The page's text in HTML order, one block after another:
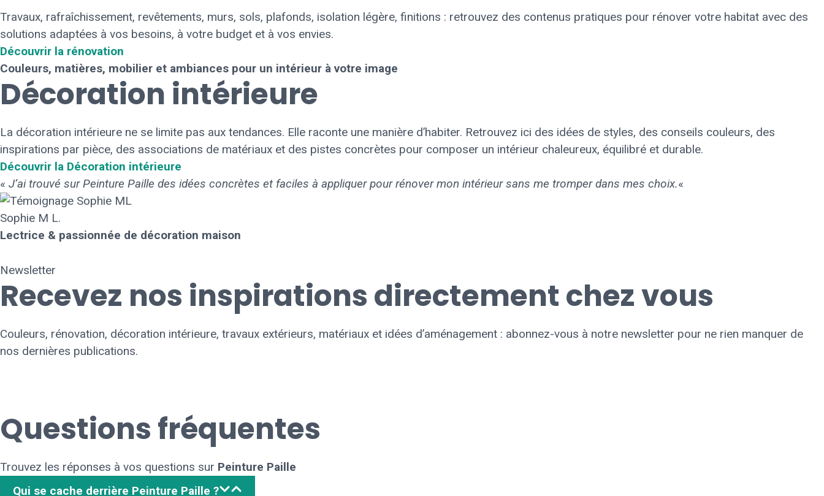
Travaux, rafraîchissement, revêtements, murs, sols, plafonds, isolation légère, finitions : retrouvez des contenus pratiques pour rénover votre habitat avec des
solutions adaptées à vos besoins, à votre budget et à vos envies.
Découvrir la rénovation
Couleurs, matières, mobilier et ambiances pour un intérieur à votre image
Décoration intérieure
La décoration intérieure ne se limite pas aux tendances. Elle raconte une manière d’habiter. Retrouvez ici des idées de styles, des conseils couleurs, des
inspirations par pièce, des associations de matériaux et des pistes concrètes pour composer un intérieur chaleureux, équilibré et durable.
Découvrir la Décoration intérieure
« J’ai trouvé sur Peinture Paille des idées concrètes et faciles à appliquer pour rénover mon intérieur sans me tromper dans mes choix.«
Sophie M L.
Lectrice & passionnée de décoration maison
Newsletter
Recevez nos inspirations directement chez vous
Couleurs, rénovation, décoration intérieure, travaux extérieurs, matériaux et idées d’aménagement : abonnez-vous à notre newsletter pour ne rien manquer de
nos dernières publications.
Questions fréquentes
Trouvez les réponses à vos questions sur Peinture Paille
Qui se cache derrière Peinture Paille ?